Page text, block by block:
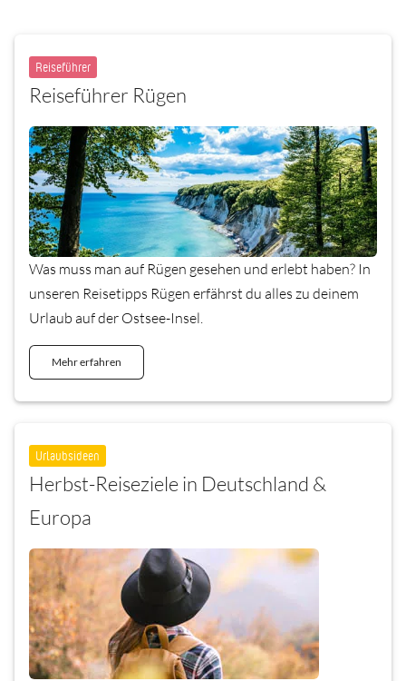
Reiseführer
Reiseführer Rügen
Was muss man auf Rügen gesehen und erlebt haben? In
unseren Reisetipps Rügen erfährst du alles zu deinem
Urlaub auf der Ostsee-Insel.
Mehr erfahren
Urlaubsideen
Herbst-Reiseziele in Deutschland &
Europa